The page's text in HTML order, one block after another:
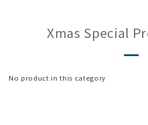
Xmas Special
No product in this category